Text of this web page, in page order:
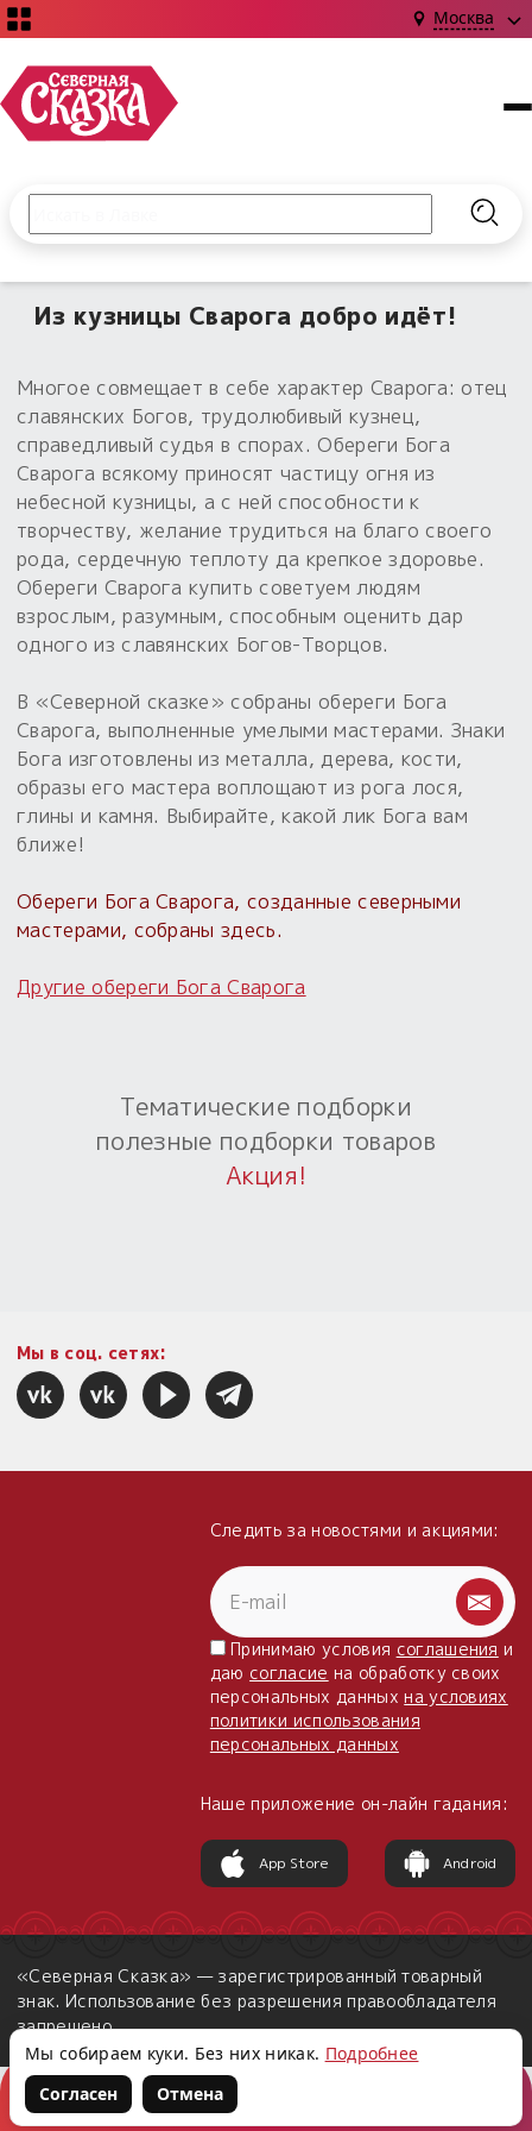
Москва
Коллекции
Наборы для курсов и книг
Обереги славян нательные
Обереги для дома и машины
Обрядовые предметы
Расходные материалы
Готовые заговоры и обряды
Сундучок
Сказки
Магия
Библиография
Об авторе и издательстве
Наборы для книг
Электронные книги
С чего начать?
Материалы
Для алтаря
Расходные материалы
Гадание он-лайн
Приложение для гадания
Готовые заговоры
Для чего:
Предметы
Магические наборы
Для алтаря
Расходные материалы
С чего начать?
Новые книги
в лавке!
толковники со значениями, раскладами,
толкованиями колод
Узнать
Пыльный сундучок
большое обновление
на заказ от 4 тыс. руб. со скидкой
Оберег в подарок
Введите текст и нажмите кнопку «Найти», чтобы
Корзина Войти
Из кузницы Сварога добро идёт!
Многое совмещает в себе характер Сварога: отец
славянских Богов, трудолюбивый кузнец,
справедливый судья в спорах. Обереги Бога
Сварога всякому приносят частицу огня из
небесной кузницы, а с ней способности к
творчеству, желание трудиться на благо своего
рода, сердечную теплоту да крепкое здоровье.
Обереги Сварога купить советуем людям
взрослым, разумным, способным оценить дар
одного из славянских Богов-Творцов.
В «Северной сказке» собраны обереги Бога
Сварога, выполненные умелыми мастерами. Знаки
Бога изготовлены из металла, дерева, кости,
образы его мастера воплощают из рога лося,
глины и камня. Выбирайте, какой лик Бога вам
ближе!
Обереги Бога Сварога, созданные северными
мастерами, собраны здесь.
Другие обереги Бога Сварога
Тематические подборки
полезные подборки товаров
Акция!
Мы в соц. сетях:
Следить за новостями и акциями:
Принимаю условия соглашения и
даю согласие на обработку своих
персональных данныхна условиях
политики использования
персональных данных
Наше приложение он-лайн гадания:
App Store Android
«Северная Сказка» — зарегистрированный товарный
знак. Использование без разрешения правообладателя
запрещено.
Мы собираем куки. Без них никак. Подробнее
Согласен
Отмена